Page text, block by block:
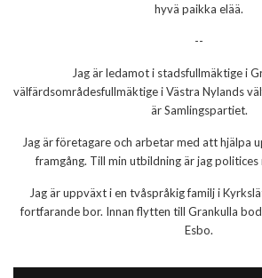
hyvä paikka elää.
--
Jag är ledamot i stadsfullmäktige i
välfärdsområdesfullmäktige i Västra Nylands
är Samlingspartiet.
Jag är företagare och arbetar med att hjälpa
framgång. Till min utbildning är jag
Jag är uppväxt i en tvåspråkig familj i
fortfarande bor. Innan flytten till Grankulla
Esbo.